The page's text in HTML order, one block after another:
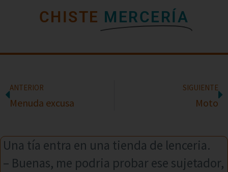
CHISTE MERCERÍA
ANTERIOR
Menuda excusa
SIGUIENTE
Moto
Una tía entra en una tienda de lenceria.
– Buenas, me podria probar ese sujetador,